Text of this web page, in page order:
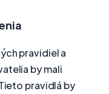
pravidiel a
by mali
pravidlá by